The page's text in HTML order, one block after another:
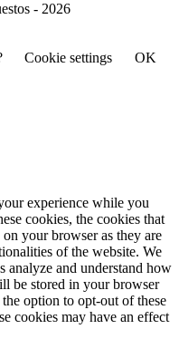
- 2026
Cookie settings
OK
experience while you
cookies, the cookies that
on your browser as they are
of the website. We
analyze and understand how
be stored in your browser
option to opt-out of these
cookies may have an effect